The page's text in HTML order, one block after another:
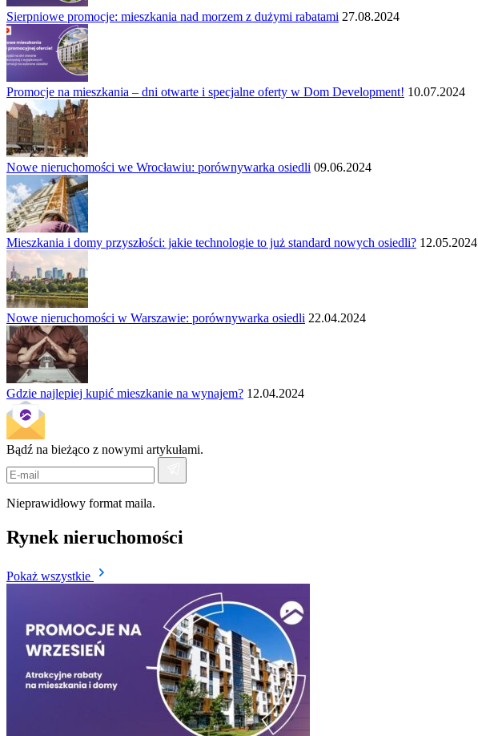
Sierpniowe promocje: mieszkania nad morzem z dużymi rabatami 27.08.2024
Promocje na mieszkania – dni otwarte i specjalne oferty w Dom Development! 10.07.2024
Nowe nieruchomości we Wrocławiu: porównywarka osiedli 09.06.2024
Mieszkania i domy przyszłości: jakie technologie to już standard nowych osiedli? 12.05.2024
Nowe nieruchomości w Warszawie: porównywarka osiedli 22.04.2024
Gdzie najlepiej kupić mieszkanie na wynajem? 12.04.2024
Bądź na bieżąco z nowymi artykułami.
Nieprawidłowy format maila.
Rynek nieruchomości
Pokaż wszystkie